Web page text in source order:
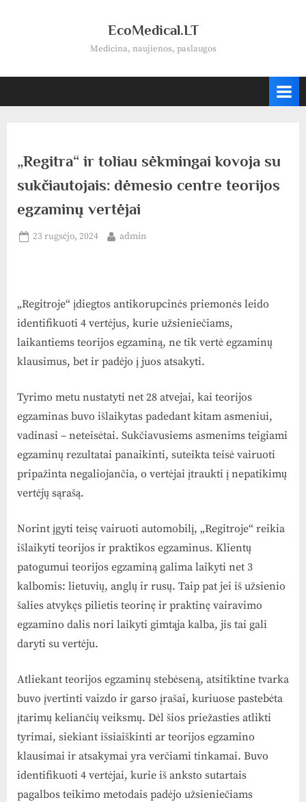
EcoMedical.LT
Medicina, naujienos, paslaugos
„Regitra“ ir toliau sėkmingai kovoja su
sukčiautojais: dėmesio centre teorijos
egzaminų vertėjai
Posted
23 rugsėjo, 2024 By
admin
„Regitroje“ įdiegtos antikorupcinės priemonės leido
identifikuoti 4 vertėjus, kurie užsieniečiams,
laikantiems teorijos egzaminą, ne tik vertė egzaminų
klausimus, bet ir padėjo į juos atsakyti.
Tyrimo metu nustatyti net 28 atvejai, kai teorijos
egzaminas buvo išlaikytas padedant kitam asmeniui,
vadinasi – neteisėtai. Sukčiavusiems asmenims teigiami
egzaminų rezultatai panaikinti, suteikta teisė vairuoti
pripažinta negaliojančia, o vertėjai įtraukti į nepatikimų
vertėjų sąrašą.
Norint įgyti teisę vairuoti automobilį, „Regitroje“ reikia
išlaikyti teorijos ir praktikos egzaminus. Klientų
patogumui teorijos egzaminą galima laikyti net 3
kalbomis: lietuvių, anglų ir rusų. Taip pat jei iš užsienio
šalies atvykęs pilietis teorinę ir praktinę vairavimo
egzamino dalis nori laikyti gimtąja kalba, jis tai gali
daryti su vertėju.
Atliekant teorijos egzaminų stebėseną, atsitiktine tvarka
buvo įvertinti vaizdo ir garso įrašai, kuriuose pastebėta
įtarimų keliančių veiksmų. Dėl šios priežasties atlikti
tyrimai, siekiant išsiaiškinti ar teorijos egzamino
klausimai ir atsakymai yra verčiami tinkamai. Buvo
identifikuoti 4 vertėjai, kurie iš anksto sutartais
pagalbos teikimo metodais padėjo užsieniečiams